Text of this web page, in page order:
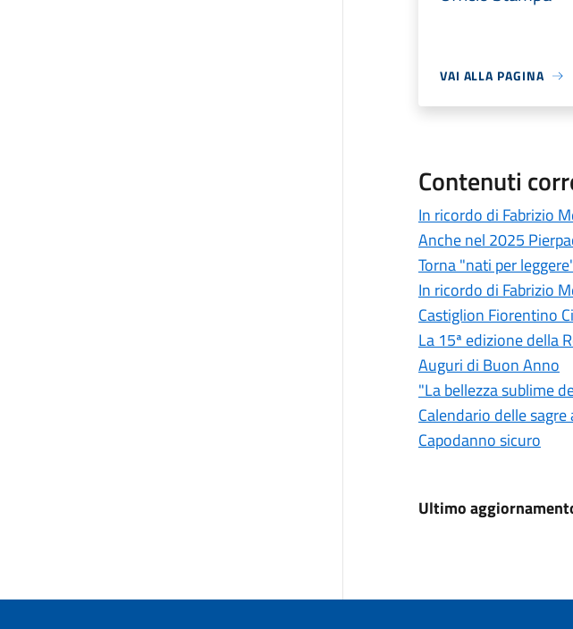
VAI ALLA PAGINA
Contenuti
In ricordo di Fabrizio
Anche nel 2025
Torna "nati per
In ricordo di Fabrizio
Castiglion Fiorentino
La 15ª edizione della
Auguri di Buon Anno
"La bellezza sublime
Calendario delle
Capodanno sicuro
Ultimo